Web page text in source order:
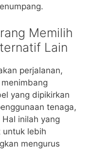
Memilih
Lain
perjalanan,
yang dipikirkan
tenaga,
inilah yang
untuk lebih
mengurus